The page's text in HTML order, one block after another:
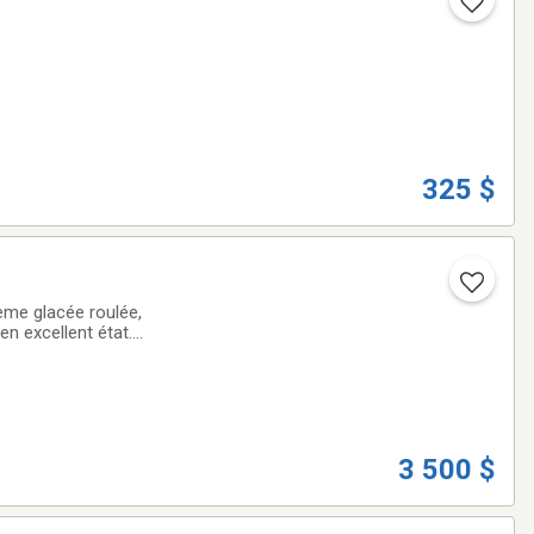
325 $
glacée roulée,
excellent état.
3 500 $